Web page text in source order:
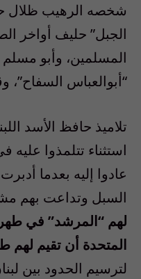
شخصه الرهيب ظلال
الجبل” حليف أواخر
المسلمين، وأبو
“أبوالعباس السفاح”،
تلاميذ حافظ الأسد
استثناء تتلمذوا عليه
عادوا إليه بعدما
السبل وتداعت بهم
لهم “المرشد” في
المتحدة أن تقيم لهم
لترسيم الحدود بين